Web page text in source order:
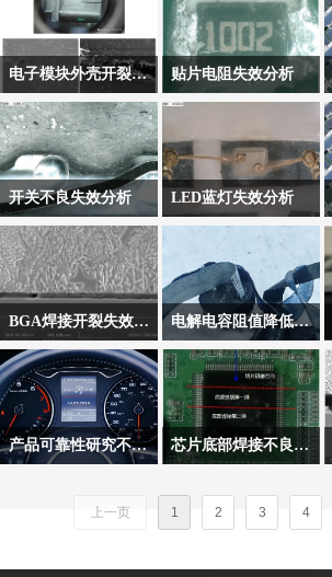
压监测点进行测量时发
现电压只有0V，初步排
查确认是MCU未工作，
止一段时间后故障会消
除，温箱烘烤30分钟后
复现。在采取措施后故
障消除，发现故障MCU
引脚存在黑色异物 。
出的自然表面，其形貌
记录了产品断裂过程中
的关键信息。通过精确
的分析手段，对断口的
行观察解析，可以判断
金属断裂模式及其失效
原因，这些关键信息对
于优化设计和提高材料
的使用性能至关重要。
电子模块外壳开裂失效分析
样品在进行密封测试
时，产品外壳出现开
裂，本篇文章主要对产
品外壳开裂的原因进行
失效分析。
贴片电阻失效分析
贴片电阻在生产过程中
批次的电阻样品分别进
行X-RAY分析、表面观
察、阻值测试、切片分
析、SEM分析及EDS分
析，发现问题发生在电
阻Ni层与保护膜结合
处。
开关不良失效分析
拨动开关回流后拨动臂
开关困难。据此现象，
通过外观分析——X-
RAY检测——拨动力分
析——断面分析等手
段，对样品进行失效分
析，找寻失效机理，判
断失效原因。
LED蓝灯失效分析
LED 灯珠出现不亮、暗
亮的情况，且样品安装
前在仓库存放了一个
月、安装后过了3-6个月
才被点亮。
BGA焊接开裂失效分析案例
球栅阵列封装（英语：
BGA、Ball Grid Array，
以下简称BGA）技术为
应用在集成电路上的一
种表面黏着封装技术，
如微处理器之类的的装
电解电容阻值降低失效分析
电解电容在PCBA测试时
检出阻值偏低异常，针
对样品进行初步测试，
电容阻值偏低的现象不
稳定，因此对失效样品
产品可靠性研究不可不知的知识之MTTF
日趋频繁，产品投产前
芯片底部焊接不良失效分析
良的问题时，我们可以
怎么进行失效分析呢？
上一页 1 2 3 4